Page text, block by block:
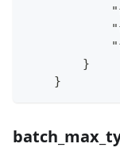
        }
    }